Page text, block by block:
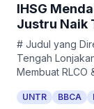
IHSG
Justru Naik
# Judul yang
Tengah
Membuat RLCO
UNTR BBCA